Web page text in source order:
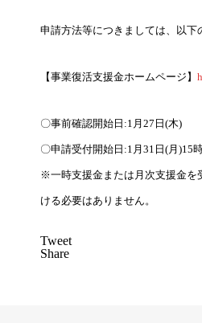
申請方法等につきましては、以
【事業復活支援金ホームページ】
〇事前確認開始日:1月27日(木)
〇申請受付開始日:1月31日(月)15
※一時支援金または月次支援金を
ける必要はありません。
Tweet
Share